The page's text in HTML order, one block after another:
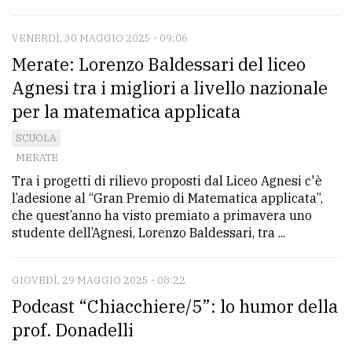
VENERDÌ, 30 MAGGIO 2025 - 09:06
Merate: Lorenzo Baldessari del liceo
Agnesi tra i migliori a livello nazionale
per la matematica applicata
SCUOLA
MERATE
Tra i progetti di rilievo proposti dal Liceo Agnesi c'è
l’adesione al “Gran Premio di Matematica applicata”,
che quest’anno ha visto premiato a primavera uno
studente dell’Agnesi, Lorenzo Baldessari, tra ...
GIOVEDÌ, 29 MAGGIO 2025 - 08:22
Podcast “Chiacchiere/5”: lo humor della
prof. Donadelli